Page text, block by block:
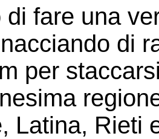
di fare una
di
per
Latina, Rieti